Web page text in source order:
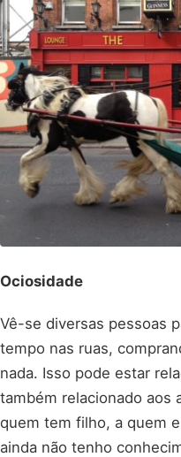
Ociosidade
Vê-se diversas pessoas
tempo nas ruas,
nada. Isso pode estar
também relacionado aos
quem tem filho, a quem
ainda não tenho